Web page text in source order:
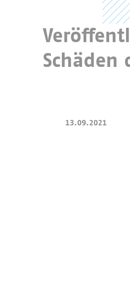
Schäden
13.09.2021